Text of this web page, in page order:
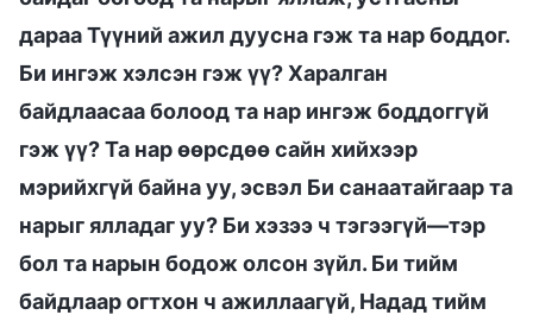
дараа Түүний ажил дуусна гэж та нар боддог.
Би ингэж хэлсэн гэж үү? Харалган
байдлаасаа болоод та нар ингэж боддоггүй
гэж үү? Та нар өөрсдөө сайн хийхээр
мэрийхгүй байна уу, эсвэл Би санаатайгаар та
нарыг ялладаг уу? Би хэзээ ч тэгээгүй—тэр
бол та нарын бодож олсон зүйл. Би тийм
байдлаар огтхон ч ажиллаагүй, Надад тийм